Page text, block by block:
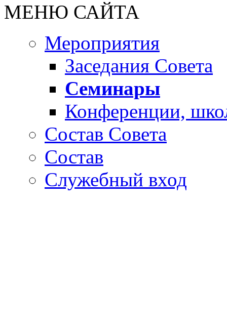
МЕНЮ САЙТА
Мероприятия
Заседания Совета
Семинары
Конференции,
Состав Совета
Состав
Служебный вход